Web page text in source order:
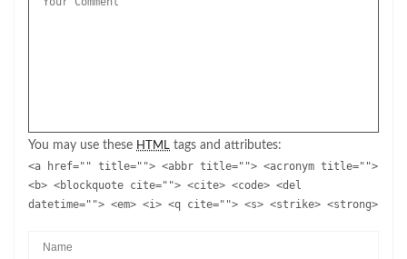
You may use these HTML tags and attributes:
<a href="" title=""> <abbr title=""> <acronym title="">
<b> <blockquote cite=""> <cite> <code> <del
datetime=""> <em> <i> <q cite=""> <s> <strike> <strong>